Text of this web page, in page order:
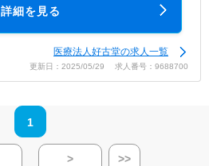
詳細を見る
医療法人好古堂の求人一覧
更新日：2025/05/29 求人番号：9688700
1
> >>